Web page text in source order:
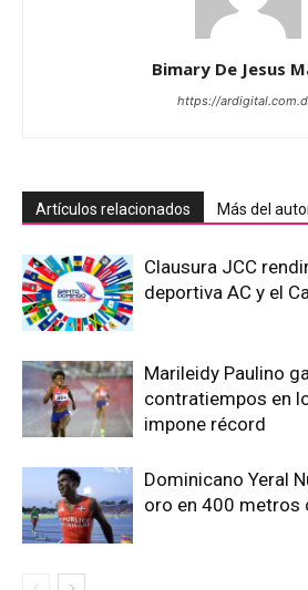
Bimary De Jesus
https://
Artículos relacionados Más del
Clausura JCC
deportiva AC y el
Marileidy Paulino
contratiempos en
impone récord
Dominicano Yeral
oro en 400 metros